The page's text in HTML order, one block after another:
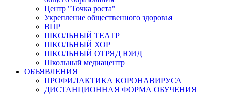
Центр "Точка роста"
Укрепление общественного здоровья
ВПР
ШКОЛЬНЫЙ ТЕАТР
ШКОЛЬНЫЙ ХОР
ШКОЛЬНЫЙ ОТРЯД ЮИД
Школьный медиацентр
ОБЪЯВЛЕНИЯ
ПРОФИЛАКТИКА КОРОНАВИРУСА
ДИСТАНЦИОННАЯ ФОРМА ОБУЧЕНИЯ